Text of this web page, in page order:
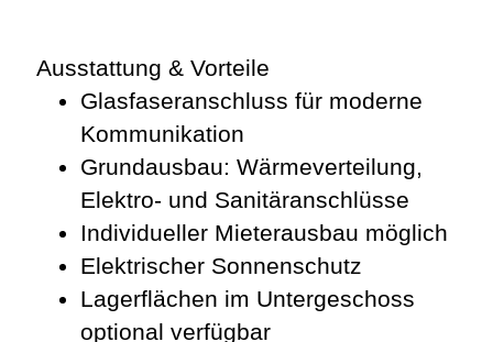
Ausstattung & Vorteile
Glasfaseranschluss für moderne
Kommunikation
Grundausbau: Wärmeverteilung,
Elektro- und Sanitäranschlüsse
Individueller Mieterausbau möglich
Elektrischer Sonnenschutz
Lagerflächen im Untergeschoss
optional verfügbar